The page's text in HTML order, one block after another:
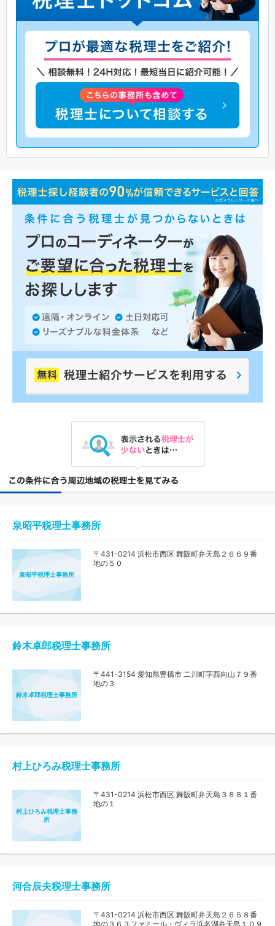
泉昭平税理士事務所
泉昭平税理士事務所
〒431-0214 浜松市西区 舞阪町弁天島２６６９番
地の５０
鈴木卓郎税理士事務所
鈴木卓郎税理士事務所
〒441-3154 愛知県豊橋市 二川町字西向山７９番
地の３
村上ひろみ税理士事務所
村上ひろみ税理士事務
所
〒431-0214 浜松市西区 舞阪町弁天島３８８１番
地の１
河合辰夫税理士事務所
〒431-0214 浜松市西区 舞阪町弁天島２６５８番
地の３６３ファミール・ヴィラ浜名湖弁天島１０９